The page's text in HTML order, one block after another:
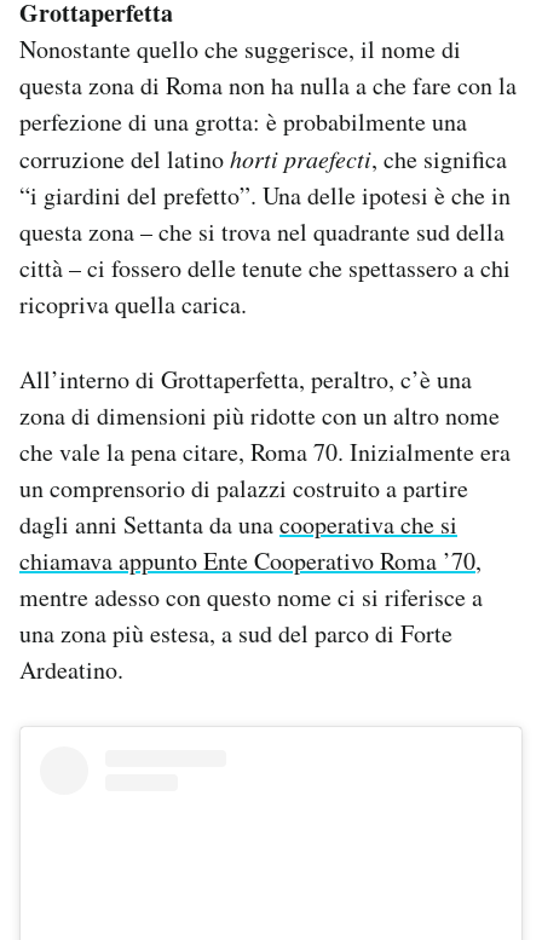
Grottaperfetta
Nonostante quello che suggerisce, il nome di
questa zona di Roma non ha nulla a che fare con la
perfezione di una grotta: è probabilmente una
corruzione del latinohorti praefecti, che significa
“i giardini del prefetto”. Una delle ipotesi è che in
questa zona – che si trova nel quadrante sud della
città – ci fossero delle tenute che spettassero a chi
ricopriva quella carica.
All’interno di Grottaperfetta, peraltro, c’è una
zona di dimensioni più ridotte con un altro nome
che vale la pena citare, Roma 70. Inizialmente era
un comprensorio di palazzi costruito a partire
dagli anni Settanta da unacooperativa che si
chiamava appunto Ente Cooperativo Roma ’70,
mentre adesso con questo nome ci si riferisce a
una zona più estesa, a sud del parco di Forte
Ardeatino.